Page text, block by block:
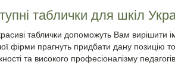
таблички для шкіл
красиві таблички допоможуть Вам
фірми прагнуть придбати дану
та високого професіоналізму